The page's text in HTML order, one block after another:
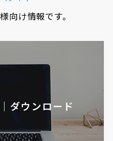
向け情報です。
ダウンロード